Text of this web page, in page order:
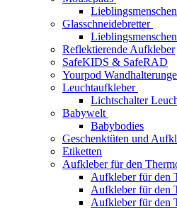
Lieblingsmenschen
Glasschneidebretter
Lieblingsmenschen
Reflektierende Aufkleber
SafeKIDS & SafeRAD
Yourpod
Leuchtaufkleber
Lichtschalter
Babywelt
Babybodies
Geschenktüten und
Etiketten
Aufkleber für den
Aufkleber für den
Aufkleber für den
Aufkleber für den